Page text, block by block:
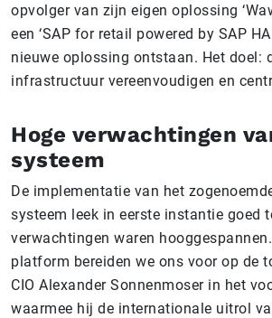
opvolger van zijn eigen oplossing
een ‘SAP for retail powered by SAP
nieuwe oplossing ontstaan. Het doel:
infrastructuur vereenvoudigen en
Hoge verwachtingen
systeem
De implementatie van het zogenoemde
systeem leek in eerste instantie goed
verwachtingen waren
platform bereiden we ons voor op de
CIO Alexander Sonnenmoser in het
waarmee hij de internationale uitrol